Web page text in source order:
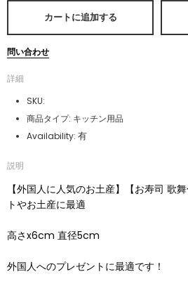
カートに追加する
問い合わせ
詳細
SKU:
商品タイプ: キッチン用品
Availability: 有
説明
【外国人に人気のお土産】【お寿司 歌
トやお土産に最適
高さx6cm 直径5cm
外国人へのプレゼントに最適です！